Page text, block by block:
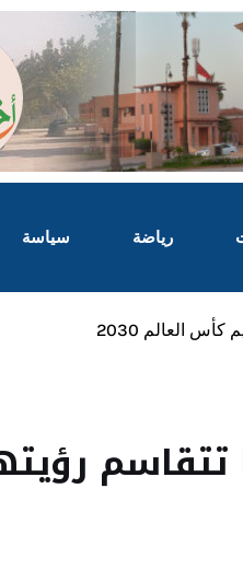
رياضة سياسة
العالم 2030
تتقاسم